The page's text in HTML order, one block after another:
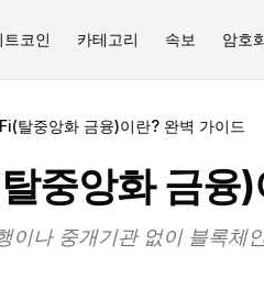
트코인 카테고리 속보 암호
탈중앙화 금융)이란? 완벽 가이드
중앙화 금융
이나 중개기관 없이 블록체